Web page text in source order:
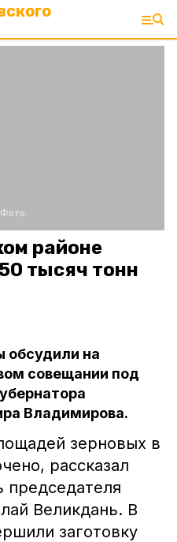
Фото:
районе
тысяч тонн
обсудили на
совещании под
Владимирова.
зерновых в
рассказал
председателя
Великдань. В
заготовку